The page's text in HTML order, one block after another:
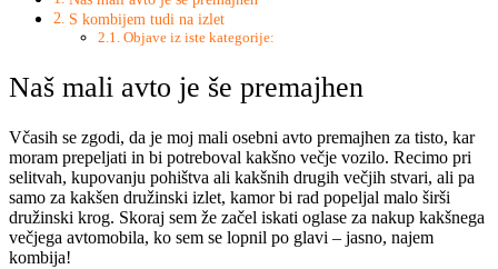
S kombijem tudi na izlet
Objave iz iste kategorije:
Naš mali avto je še premajhen
Včasih se zgodi, da je moj mali osebni avto premajhen za tisto, kar
moram prepeljati in bi potreboval kakšno večje vozilo. Recimo pri
selitvah, kupovanju pohištva ali kakšnih drugih večjih stvari, ali pa
samo za kakšen družinski izlet, kamor bi rad popeljal malo širši
družinski krog. Skoraj sem že začel iskati oglase za nakup kakšnega
večjega avtomobila, ko sem se lopnil po glavi – jasno, najem
kombija!